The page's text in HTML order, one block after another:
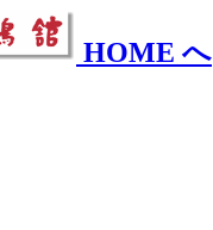
HOME へ